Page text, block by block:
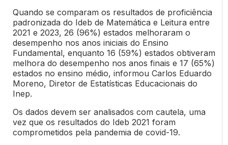
Quando se comparam os resultados de proficiência
padronizada do Ideb de Matemática e Leitura entre
2021 e 2023, 26 (96%) estados melhoraram o
desempenho nos anos iniciais do Ensino
Fundamental, enquanto 16 (59%) estados obtiveram
melhora do desempenho nos anos finais e 17 (65%)
estados no ensino médio, informou Carlos Eduardo
Moreno, Diretor de Estatísticas Educacionais do
Inep.
Os dados devem ser analisados com cautela, uma
vez que os resultados do Ideb 2021 foram
comprometidos pela pandemia de covid-19.